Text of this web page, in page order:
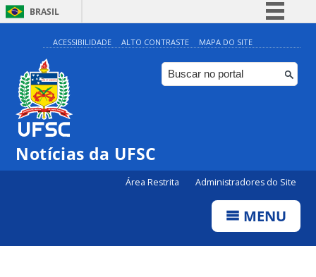
BRASIL
Simplifique!
Comunica BR
Participe
ACESSIBILIDADE ALTO CONTRASTE MAPA DO SITE
Notícias da UFSC
Área Restrita Administradores do Site
MENU